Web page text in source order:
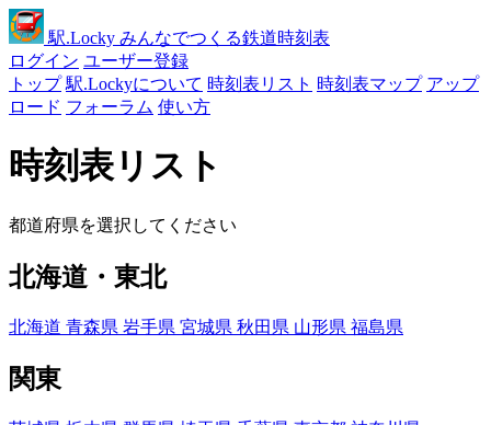
駅.Locky みんなでつくる鉄道時刻表
ログイン ユーザー登録
トップ 駅.Lockyについて 時刻表リスト 時刻表マップ アップ
ロード フォーラム 使い方
時刻表リスト
都道府県を選択してください
北海道・東北
北海道 青森県 岩手県 宮城県 秋田県 山形県 福島県
関東